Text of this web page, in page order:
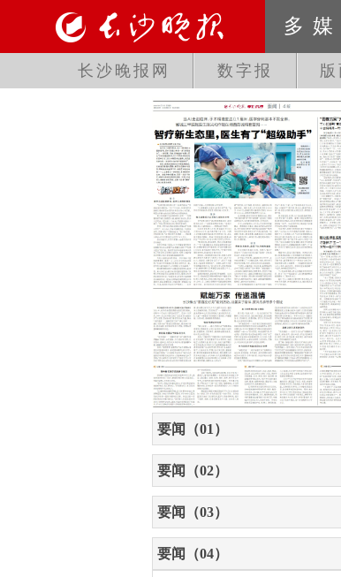
多
长沙晚报网 数字报
要闻（01）
要闻（02）
要闻（03）
要闻（04）